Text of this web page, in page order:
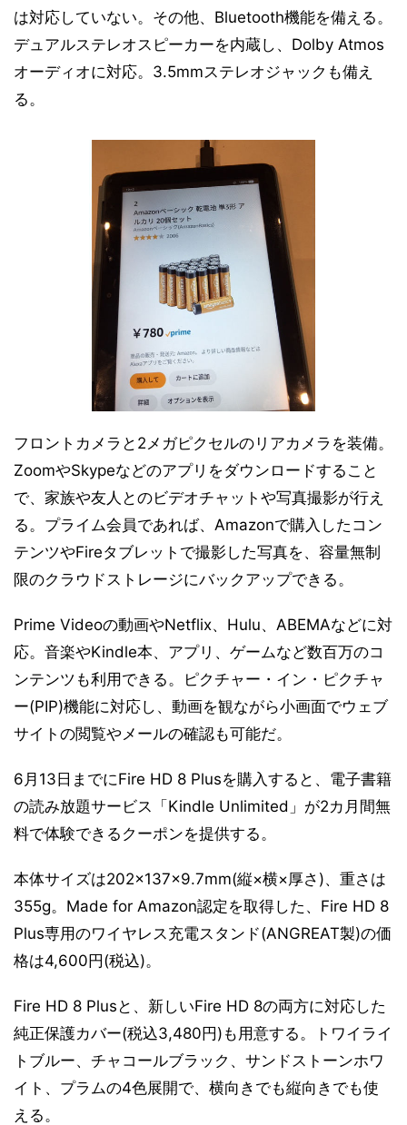
は対応していない。その他、Bluetooth機能を備える。
デュアルステレオスピーカーを内蔵し、Dolby Atmos
オーディオに対応。3.5mmステレオジャックも備え
る。
フロントカメラと2メガピクセルのリアカメラを装備。
ZoomやSkypeなどのアプリをダウンロードすること
で、家族や友人とのビデオチャットや写真撮影が行え
る。プライム会員であれば、Amazonで購入したコン
テンツやFireタブレットで撮影した写真を、容量無制
限のクラウドストレージにバックアップできる。
Prime Videoの動画やNetflix、Hulu、ABEMAなどに対
応。音楽やKindle本、アプリ、ゲームなど数百万のコ
ンテンツも利用できる。ピクチャー・イン・ピクチャ
ー(PIP)機能に対応し、動画を観ながら小画面でウェブ
サイトの閲覧やメールの確認も可能だ。
6月13日までにFire HD 8 Plusを購入すると、電子書籍
の読み放題サービス「Kindle Unlimited」が2カ月間無
料で体験できるクーポンを提供する。
本体サイズは202×137×9.7mm(縦×横×厚さ)、重さは
355g。Made for Amazon認定を取得した、Fire HD 8
Plus専用のワイヤレス充電スタンド(ANGREAT製)の価
格は4,600円(税込)。
Fire HD 8 Plusと、新しいFire HD 8の両方に対応した
純正保護カバー(税込3,480円)も用意する。トワイライ
トブルー、チャコールブラック、サンドストーンホワ
イト、プラムの4色展開で、横向きでも縦向きでも使
える。